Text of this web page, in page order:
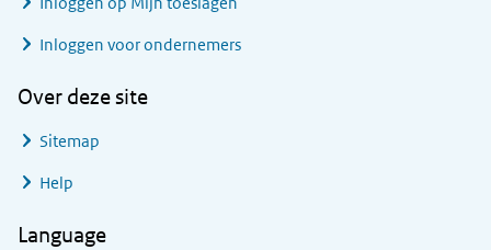
Inloggen voor ondernemers
Over deze site
Sitemap
Help
Language